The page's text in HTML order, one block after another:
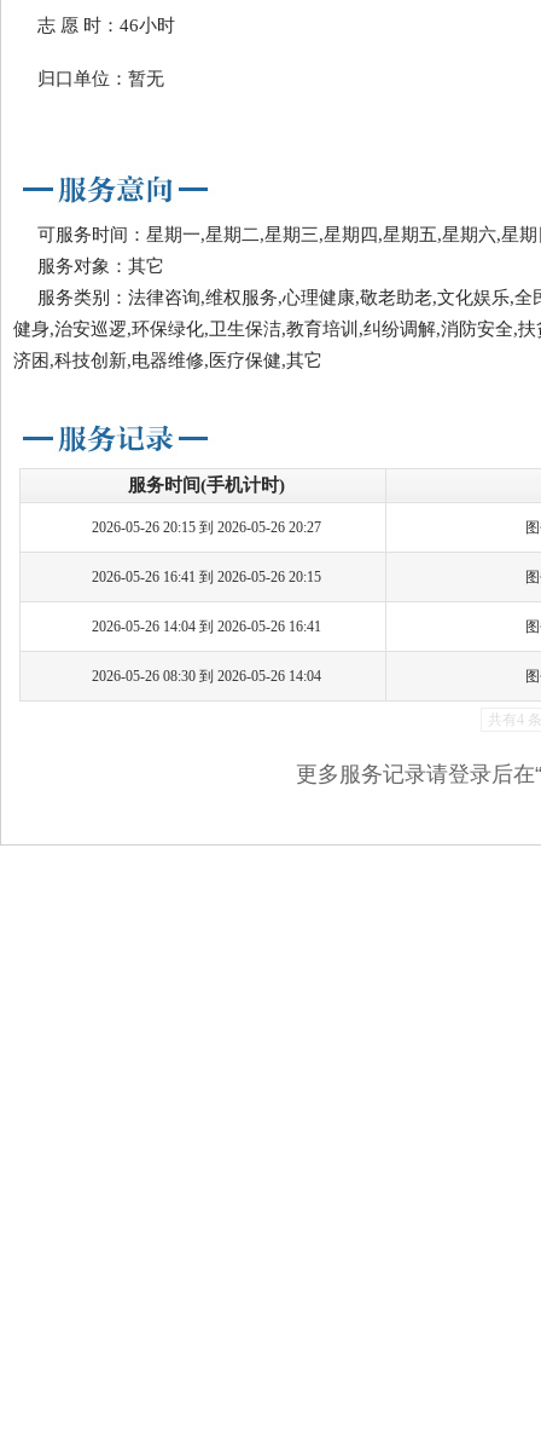
志 愿 时：46小时
归口单位：暂无
可服务时间：星期一,星期二,星期三,星期四,星期五,星期六,星期
服务对象：其它
服务类别：法律咨询,维权服务,心理健康,敬老助老,文化娱乐,全
健身,治安巡逻,环保绿化,卫生保洁,教育培训,纠纷调解,消防安全,扶
济困,科技创新,电器维修,医疗保健,其它